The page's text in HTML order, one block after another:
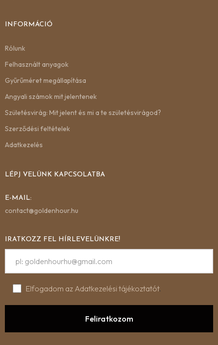
INFORMÁCIÓ
Rólunk
Felhasznált anyagok
Gyűrűméret megállapítása
Angyali számok mit jelentenek
Születésvirág: Mit jelent és mi a te születésvirágod?
Szerződési feltételek
Adatkezelés
LÉPJ VELÜNK KAPCSOLATBA
E-MAIL:
contact@goldenhour.hu
IRATKOZZ FEL HÍRLEVELÜNKRE!
Elfogadom az Adatkezelési tájékoztatót.